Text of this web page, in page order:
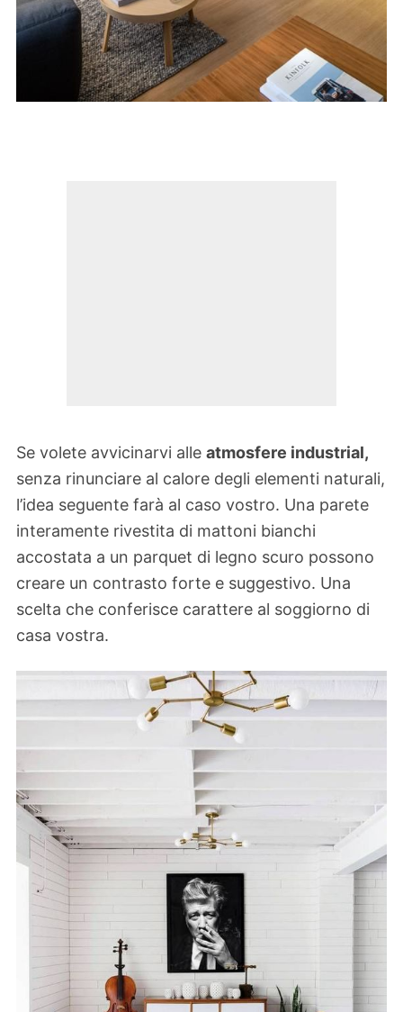
Se volete avvicinarvi alle atmosfere industrial,
senza rinunciare al calore degli elementi naturali,
l’idea seguente farà al caso vostro. Una parete
interamente rivestita di mattoni bianchi
accostata a un parquet di legno scuro possono
creare un contrasto forte e suggestivo. Una
scelta che conferisce carattere al soggiorno di
casa vostra.